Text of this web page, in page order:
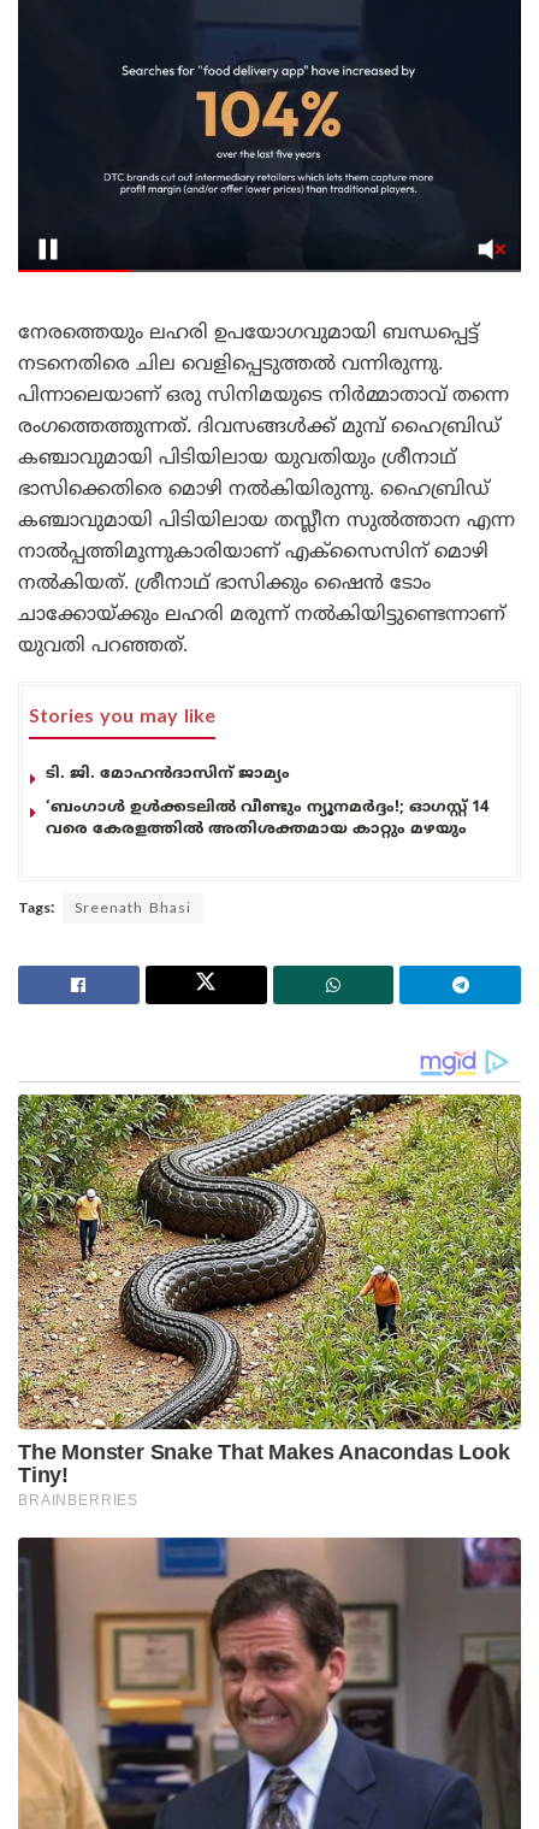
നേരത്തെയും ലഹരി ഉപയോഗവുമായി ബന്ധപ്പെട്ട്
നടനെതിരെ ചില വെളിപ്പെടുത്തൽ വന്നിരുന്നു.
പിന്നാലെയാണ് ഒരു സിനിമയുടെ നിർമ്മാതാവ് തന്നെ
രംഗത്തെത്തുന്നത്. ദിവസങ്ങൾക്ക് മുമ്പ് ഹൈബ്രിഡ്
കഞ്ചാവുമായി പിടിയിലായ യുവതിയും ശ്രീനാഥ്
ഭാസിക്കെതിരെ മൊഴി നൽകിയിരുന്നു. ഹൈബ്രിഡ്
കഞ്ചാവുമായി പിടിയിലായ തസ്ലീന സുൽത്താന എന്ന
നാൽപ്പത്തിമൂന്നുകാരിയാണ് എക്സൈസിന് മൊഴി
നൽകിയത്. ശ്രീനാഥ് ഭാസിക്കും ഷൈൻ ടോം
ചാക്കോയ്ക്കും ലഹരി മരുന്ന് നൽകിയിട്ടുണ്ടെന്നാണ്
യുവതി പറഞ്ഞത്.
Stories you may like
ടി. ജി. മോഹൻദാസിന് ജാമ്യം
‘ബംഗാൾ ഉൾക്കടലിൽ വീണ്ടും ന്യൂനമർദ്ദം!; ഓഗസ്റ്റ് 14
വരെ കേരളത്തിൽ അതിശക്തമായ കാറ്റും മഴയും
Tags: Sreenath Bhasi